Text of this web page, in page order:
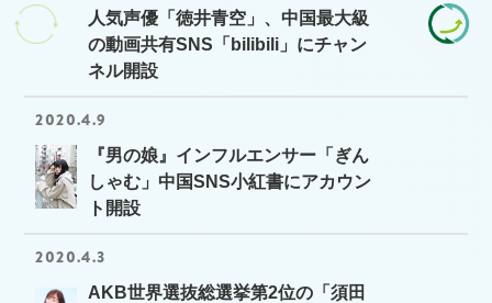
人気声優「徳井青空」、中国最大級
の動画共有SNS「bilibili」にチャン
ネル開設
2020.4.9
『男の娘』インフルエンサー「ぎん
しゃむ」中国SNS小紅書にアカウン
ト開設
2020.4.3
AKB世界選抜総選挙第2位の「須田